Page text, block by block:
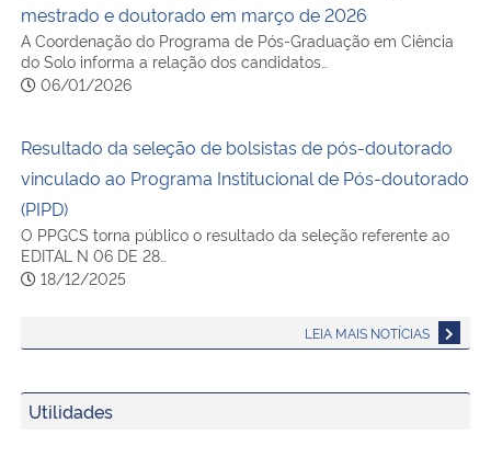
mestrado e doutorado em março de 2026
A Coordenação do Programa de Pós-Graduação em Ciência
do Solo informa a relação dos candidatos…
06/01/2026
Resultado da seleção de bolsistas de pós-doutorado
vinculado ao Programa Institucional de Pós-doutorado
(PIPD)
O PPGCS torna público o resultado da seleção referente ao
EDITAL N 06 DE 28…
18/12/2025
LEIA MAIS NOTÍCIAS
Utilidades